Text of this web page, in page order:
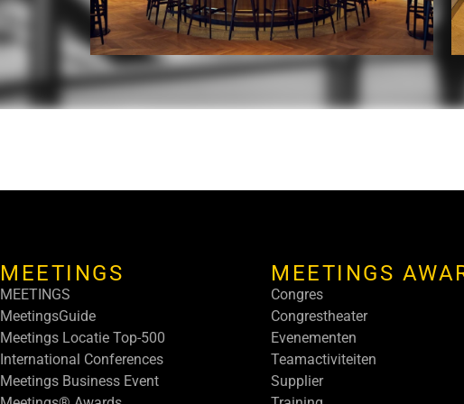
MEETINGS
MEETINGS
MeetingsGuide
Meetings Locatie Top-500
International Conferences
Meetings Business Event
MEETINGS
Congres
Congrestheater
Evenementen
Teamactiviteiten
Supplier